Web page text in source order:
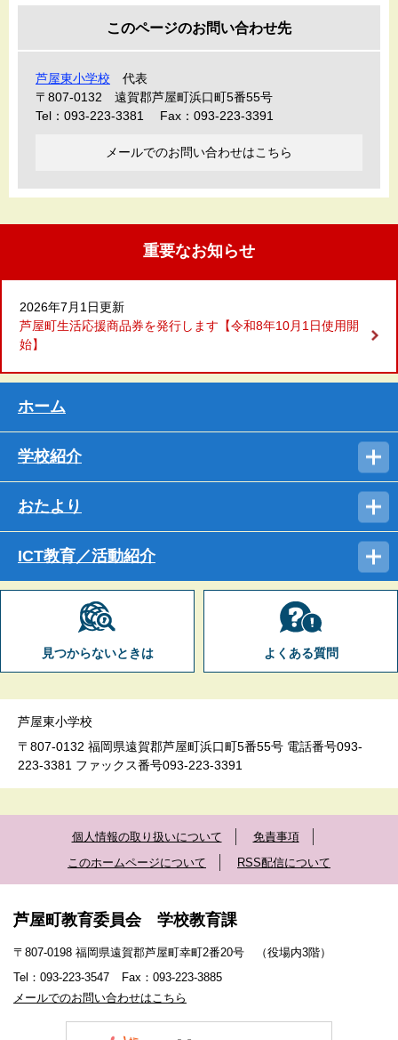
このページのお問い合わせ先
芦屋東小学校
代表
〒807-0132
遠賀郡芦屋町浜口町5番55号
Tel：093-223-3381
Fax：093-223-3391
メールでのお問い合わせはこちら
重要なお知らせ
2026年7月1日更新
芦屋町生活応援商品券を発行します【令和8年10月1日使用開
始】
ホーム
学校紹介
おたより
ICT教育／活動紹介
見つからないときは よくある質問
芦屋東小学校
〒807-0132 福岡県遠賀郡芦屋町浜口町5番55号 電話番号093-
223-3381 ファックス番号093-223-3391
個人情報の取り扱いについて
免責事項
このホームページについて
RSS配信について
芦屋町教育委員会 学校教育課
〒807-0198 福岡県遠賀郡芦屋町幸町2番20号 （役場内3階）
Tel：093-223-3547
Fax：093-223-3885
メールでのお問い合わせはこちら